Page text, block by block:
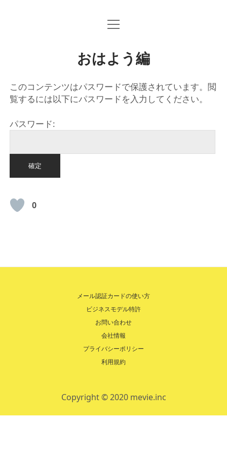
HOME
o
p
m
e
おはよう編
このコンテンツはパスワードで保護されています。閲
覧するには以下にパスワードを入力してください。
パスワード:
0
メール認証カードの使い方
ビジネスモデル特許
お問い合わせ
会社情報
プライバシーポリシー
利用規約
Copyright © 2020 mevie.inc